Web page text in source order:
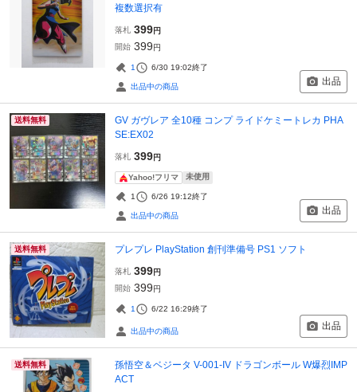
複数選択有
落札 399円
開始 399円
1 6/30 19:02終了
出品中の商品 出品
送料無料
GV ガヴレア 全10種 コンプ ライドケミートレカ PHA
SE:EX02
落札 399円
Yahoo!フリマ 未使用
1 6/26 19:12終了
出品中の商品 出品
送料無料 プレプレ PlayStation 創刊準備号 PS1 ソフト
落札 399円
開始 399円
1 6/22 16:29終了
出品中の商品 出品
送料無料
孫悟空＆ベジータ V-001-IV ドラゴンボール W爆烈IMP
ACT